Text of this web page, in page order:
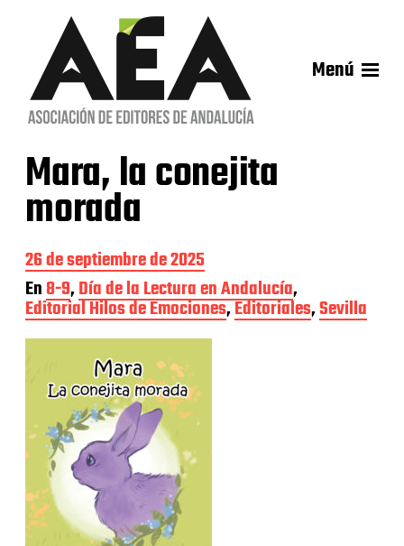
Menú
Mara, la conejita
morada
F
e
c
h
a
n
t
a
d
a
26 de septiembre de 2025
En8-9,Día de la Lectura en Andalucía,
Editorial Hilos de Emociones,Editoriales,Sevilla